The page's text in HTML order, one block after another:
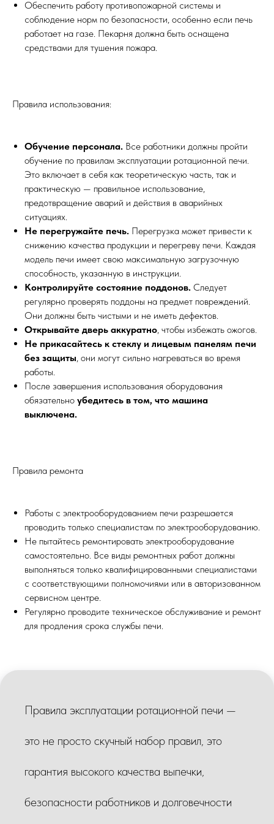
Обеспечить работу противопожарной системы и
соблюдение норм по безопасности, особенно если печь
работает на газе. Пекарня должна быть оснащена
средствами для тушения пожара.
Правила использования:
Обучение персонала. Все работники должны пройти
обучение по правилам эксплуатации ротационной печи.
Это включает в себя как теоретическую часть, так и
практическую — правильное использование,
предотвращение аварий и действия в аварийных
ситуациях.
Не перегружайте печь. Перегрузка может привести к
снижению качества продукции и перегреву печи. Каждая
модель печи имеет свою максимальную загрузочную
способность, указанную в инструкции.
Контролируйте состояние поддонов. Следует
регулярно проверять поддоны на предмет повреждений.
Они должны быть чистыми и не иметь дефектов.
Открывайте дверь аккуратно, чтобы избежать ожогов.
Не прикасайтесь к стеклу и лицевым панелям печи
без защиты, они могут сильно нагреваться во время
работы.
После завершения использования оборудования
обязательно убедитесь в том, что машина
выключена.
Правила ремонта
Работы с электрооборудованием печи разрешается
проводить только специалистам по электрооборудованию.
Не пытайтесь ремонтировать электрооборудование
самостоятельно. Все виды ремонтных работ должны
выполняться только квалифицированными специалистами
с соответствующими полномочиями или в авторизованном
сервисном центре.
Регулярно проводите техническое обслуживание и ремонт
для продления срока службы печи.
Правила эксплуатации ротационной печи —
это не просто скучный набор правил, это
гарантия высокого качества выпечки,
безопасности работников и долговечности